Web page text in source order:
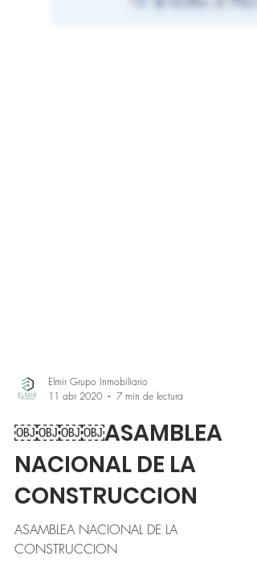
11 abr 2020
7 min de lectura
￼￼￼￼ASAMBLEA
NACIONAL DE LA
CONSTRUCCION